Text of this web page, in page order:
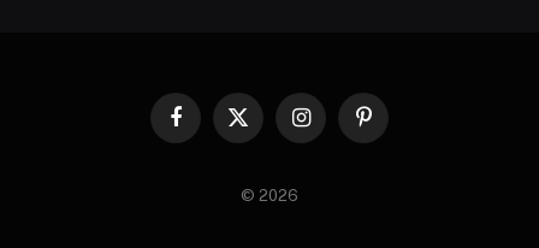
Facebook
X
InstagramPinterest
© 2026